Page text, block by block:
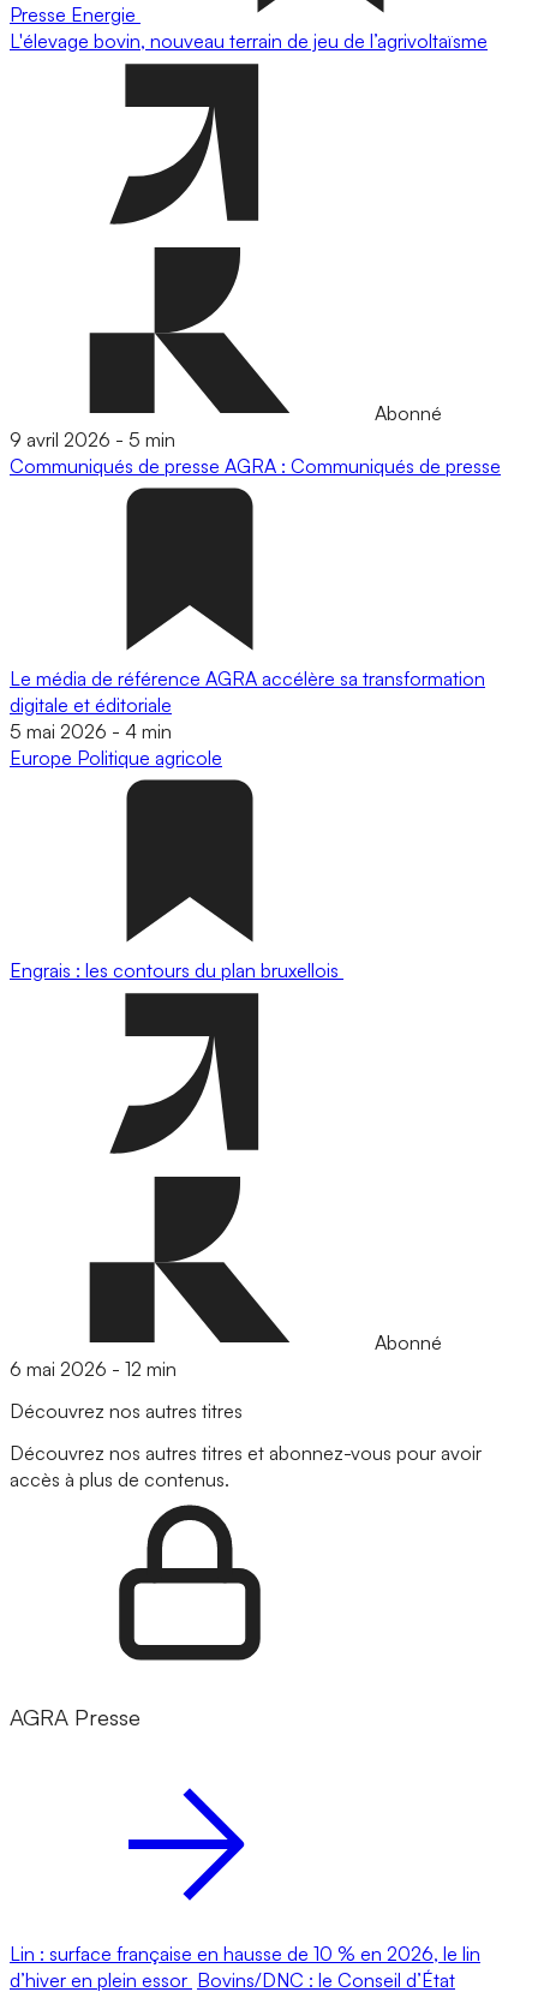
Presse Energie
L'élevage bovin, nouveau terrain de jeu de l’agrivoltaïsme
Abonné
9 avril 2026 - 5 min
Communiqués de presse AGRA : Communiqués de presse
Le média de référence AGRA accélère sa transformation
digitale et éditoriale
5 mai 2026 - 4 min
Europe Politique agricole
Engrais : les contours du plan bruxellois
Abonné
6 mai 2026 - 12 min
Découvrez nos autres titres
Découvrez nos autres titres et abonnez-vous pour avoir
accès à plus de contenus.
AGRA Presse
Lin : surface française en hausse de 10 % en 2026, le lin
d’hiver en plein essor Bovins/DNC : le Conseil d’État